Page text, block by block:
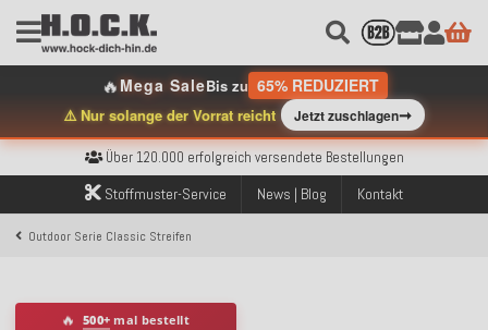
🔥Mega SaleBis zu 65% REDUZIERT
⚠️ Nur solange der Vorrat reicht Jetzt zuschlagen➞
Kostenloser Versand innerhalb Deutschlands ab 99€ Bestellwert
Über 120.000 erfolgreich versendete Bestellungen
Sicher bezahlen mit Klarna, PayPal & Amazon Pay
Kostenloser Versand innerhalb Deutschlands ab 99€ Bestellwert
Über 120.000 erfolgreich versendete Bestellungen
Sicher bezahlen mit Klarna, PayPal & Amazon Pay
Kostenloser Versand innerhalb Deutschlands ab 99€ Bestellwert
Stoffmuster-Service News | Blog Kontakt
Outdoor Serie Classic Streifen
🔥 500+ mal bestellt